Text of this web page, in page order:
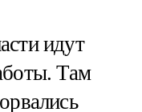
идут
Там